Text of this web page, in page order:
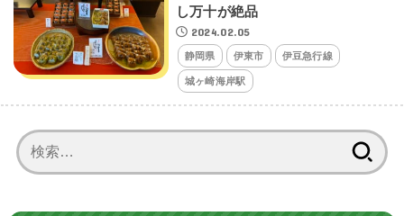
し万十が絶品
2024.02.05
静岡県 伊東市 伊豆急行線
城ヶ崎海岸駅
索: